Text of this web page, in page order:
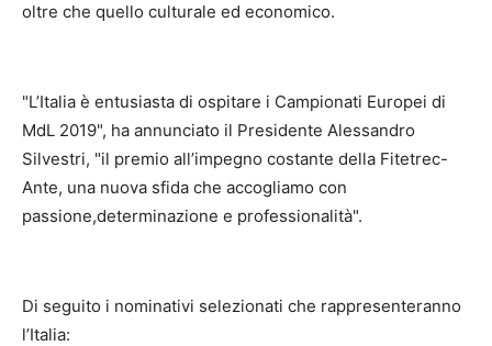
oltre che quello culturale ed economico.
"L’Italia è entusiasta di ospitare i Campionati Europei di
MdL 2019", ha annunciato il Presidente Alessandro
Silvestri, "il premio all’impegno costante della Fitetrec-
Ante, una nuova sfida che accogliamo con
passione,determinazione e professionalità".
Di seguito i nominativi selezionati che rappresenteranno
l’Italia: